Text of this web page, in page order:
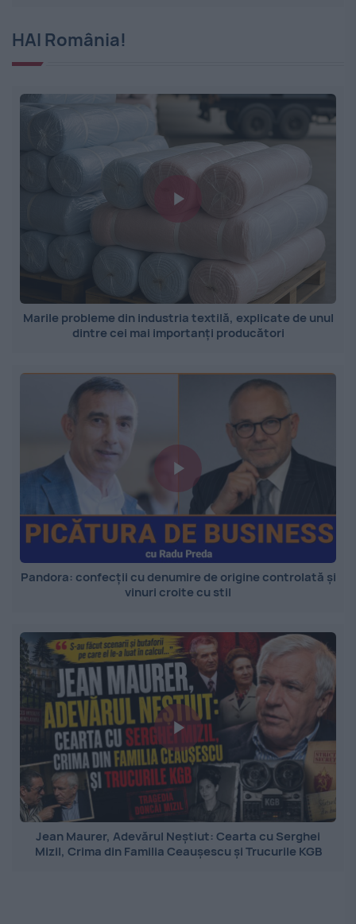
HAI România!
Marile probleme din industria textilă, explicate de unul
dintre cei mai importanți producători
Pandora: confecții cu denumire de origine controlată și
vinuri croite cu stil
Jean Maurer, Adevărul Neștiut: Cearta cu Serghei
Mizil, Crima din Familia Ceaușescu și Trucurile KGB